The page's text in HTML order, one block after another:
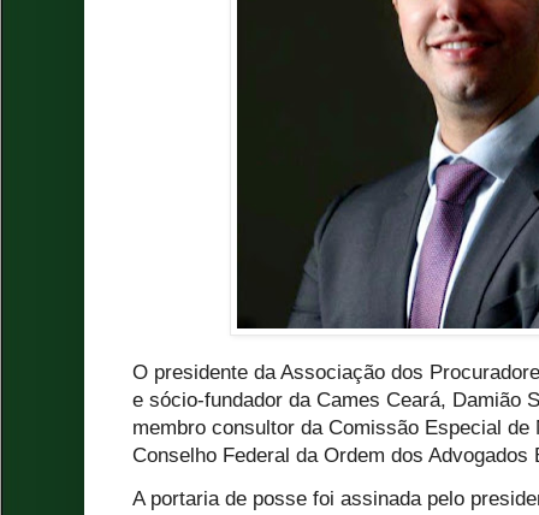
O presidente da Associação dos
e sócio-fundador da Cames Ceará, Damião
membro consultor da Comissão Especial de
Conselho Federal da Ordem dos
A portaria de posse foi assinada pelo